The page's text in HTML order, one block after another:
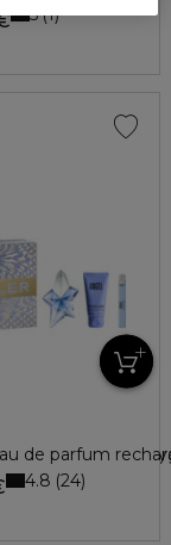
5 1
+ vaporisateur
de parfum
4.8 24